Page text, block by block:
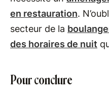
en restauration.
secteur de la
des horaires de nuit
Pour conclure